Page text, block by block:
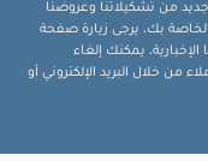
جديد من تشكيلاتنا وعروضنا
الخاصة بك، يرجى زيارة صفحة
يمكنك إلغاء
من خلال البريد الإلكتروني أو